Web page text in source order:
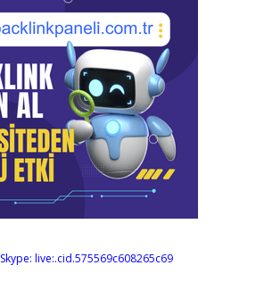
Skype: live:.cid.575569c608265c69